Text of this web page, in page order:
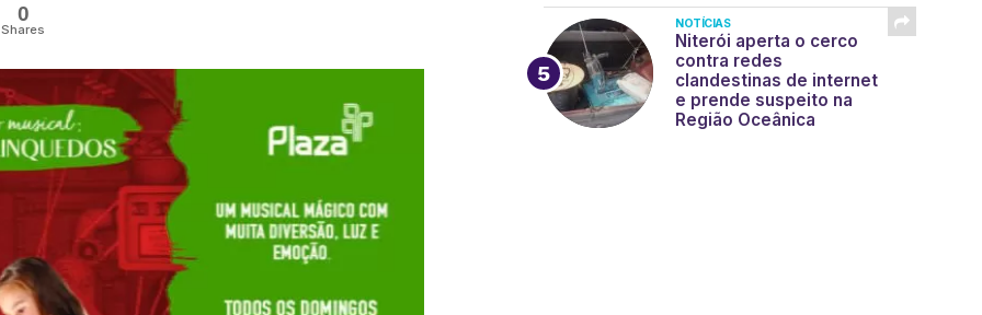
0
Shares NOTÍCIAS
Niterói aperta o cerco
contra redes
clandestinas de internet
e prende suspeito na
Região Oceânica